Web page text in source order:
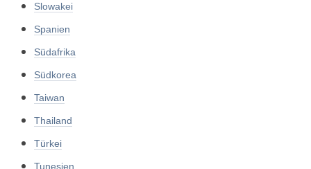
Slowakei
Spanien
Südafrika
Südkorea
Taiwan
Thailand
Türkei
Tunesien